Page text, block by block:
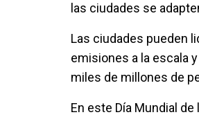
las ciudades se
Las ciudades pueden
emisiones a la escala
miles de millones de
En este Día Mundial